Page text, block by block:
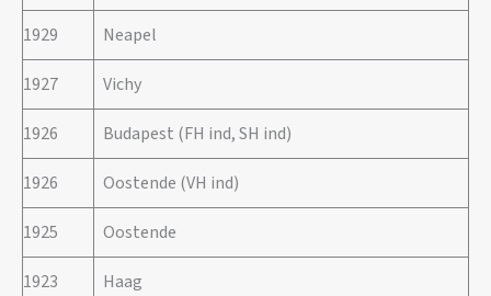
1929 Neapel
1927 Vichy
1926 Budapest (FH ind, SH ind)
1926 Oostende (VH ind)
1925 Oostende
1923 Haag